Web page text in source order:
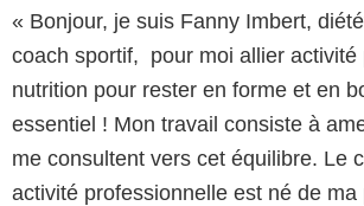
« Bonjour, je suis Fanny Imbert,
coach sportif, pour moi allier activité
nutrition pour rester en forme et en
essentiel ! Mon travail consiste à
me consultent vers cet équilibre. Le
activité professionnelle est né de